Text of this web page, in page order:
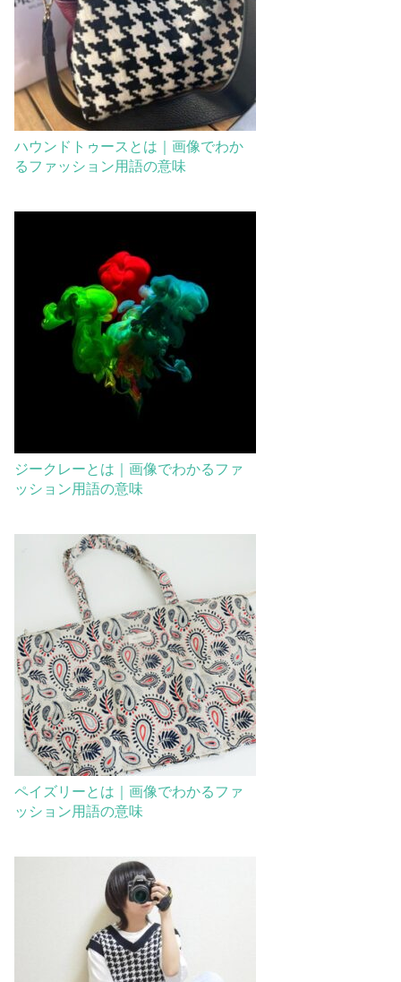
ハウンドトゥースとは｜画像でわか
るファッション用語の意味
ジークレーとは｜画像でわかるファ
ッション用語の意味
ペイズリーとは｜画像でわかるファ
ッション用語の意味